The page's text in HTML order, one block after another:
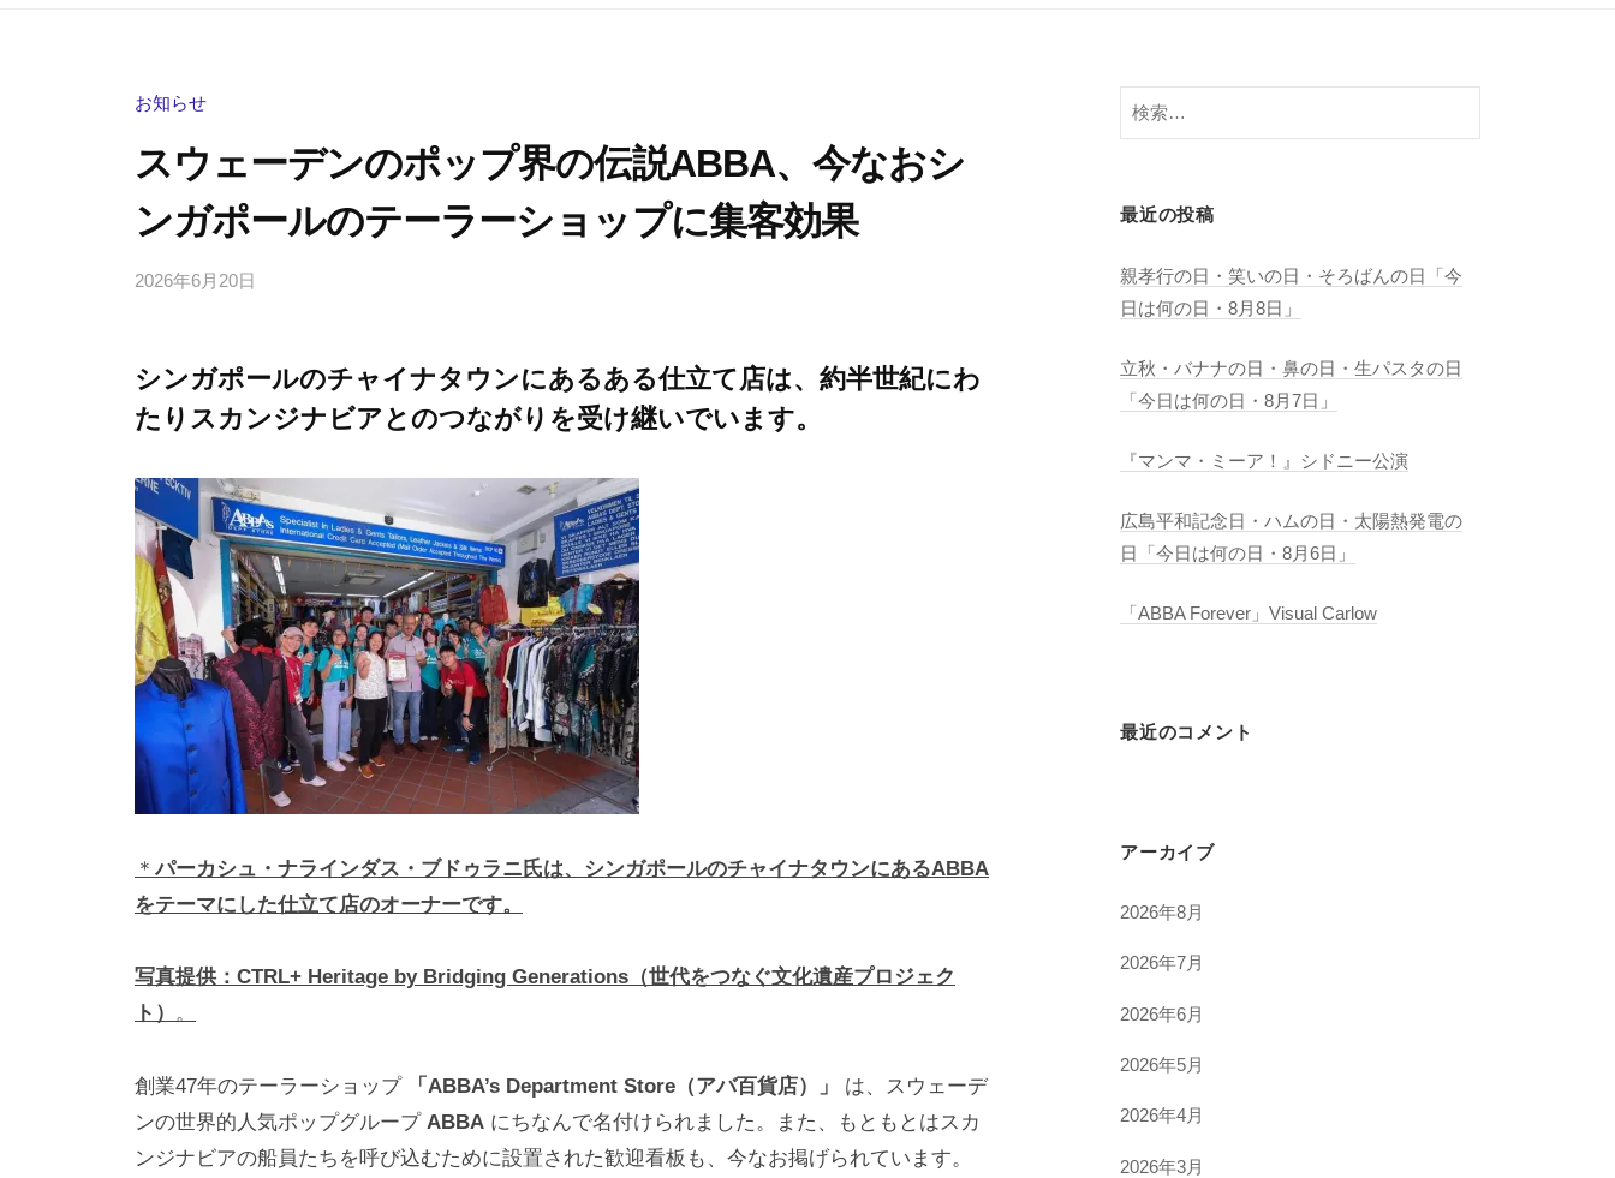
お知らせ
スウェーデンのポップ界の伝説ABBA、今なおシ
ンガポールのテーラーショップに集客効果
2026年6月20日
i
g
s
h
i
y
a
m
a
の
コ
ン
ト
シンガポールのチャイナタウンにあるある仕立て店は、約半世紀にわ
たりスカンジナビアとのつながりを受け継いでいます。
＊パーカシュ・ナラインダス・ブドゥラニ氏は、シンガポールのチャイナタウンにあるABBA
をテーマにした仕立て店のオーナーです。
写真提供：CTRL+ Heritage by Bridging Generations（世代をつなぐ文化遺産プロジェク
ト） 。
創業47年のテーラーショップ 「ABBA’s Department Store（アバ百貨店）」
は、スウェーデ
ンの世界的人気ポップグループ ABBA にちなんで名付けられました。また、もともとはスカ
ンジナビアの船員たちを呼び込むために設置された歓迎看板も、今なお掲げられています。
検
索:
最近の投稿
親孝行の日・笑いの日・そろばんの日「今
日は何の日・8月8日」
立秋・バナナの日・鼻の日・生パスタの日
「今日は何の日・8月7日」
『マンマ・ミーア！』シドニー公演
広島平和記念日・ハムの日・太陽熱発電の
日「今日は何の日・8月6日」
「ABBA Forever」Visual Carlow
最近のコメント
アーカイブ
2026年8月
2026年7月
2026年6月
2026年5月
2026年4月
2026年3月